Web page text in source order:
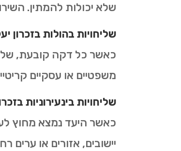
שלא יכולות להמתין.
שליחויות בהולות בזכרון
כאשר כל דקה קובעת,
משפטיים או עסקיים
שליחויות בינעירוניות ב
כאשר היעד נמצא מחוץ
יישובים, אזורים או ערים